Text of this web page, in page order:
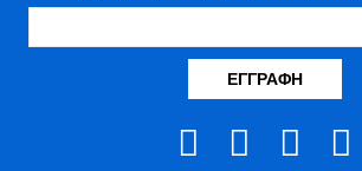
ΕΓΓΡΑΦΉ